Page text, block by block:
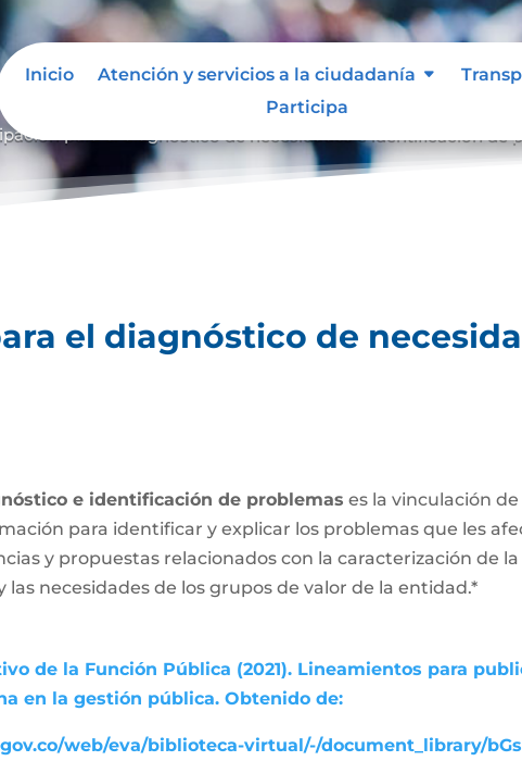
Inicio Atención y servicios a la ciudadanía
Participa
para el diagnóstico de necesidades e identificación de
el diagnóstico de
e identificación de problemas es la vinculación
para identificar y explicar los problemas que les
y propuestas relacionados con la caracterización de
necesidades de los grupos de valor de la entidad.*
de la Función Pública (2021). Lineamientos para
en la gestión pública. Obtenido de:
web/eva/biblioteca-virtual/-/document_library/